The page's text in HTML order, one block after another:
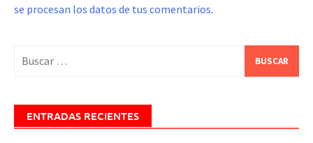
se procesan los datos de tus comentarios.
ENTRADAS RECIENTES